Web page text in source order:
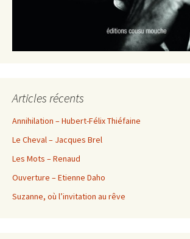
Articles récents
Annihilation – Hubert-Félix Thiéfaine
Le Cheval – Jacques Brel
Les Mots – Renaud
Ouverture – Etienne Daho
Suzanne, où l’invitation au rêve